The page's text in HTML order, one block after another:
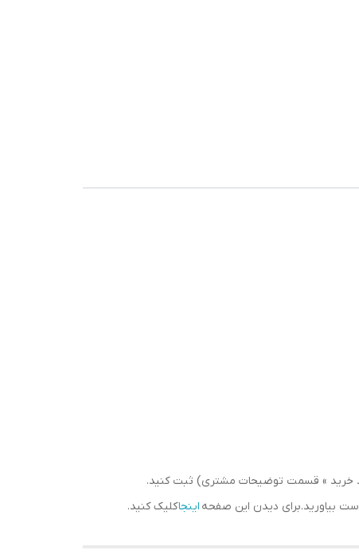
خرید » قسمت توضیحات مشتری) ثبت کنید.
بیاورید.برای دیدن این صفحه اینجاکلیک کنید.